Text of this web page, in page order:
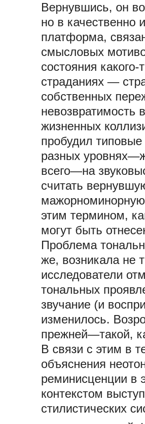
Вернувшись, он
но в качественно
платформа,
смысловых
состояния
страданиях —
собственных
невозвратимость
жизненных
пробудил
разных
всего—на
считать
мажорноминорную
этим термином,
могут быть
Проблема
же, возникала не
исследователи
тональных
звучание (и
изменилось.
прежней—такой,
В связи с этим в
объяснения
реминисценции в
контекстом
стилистических